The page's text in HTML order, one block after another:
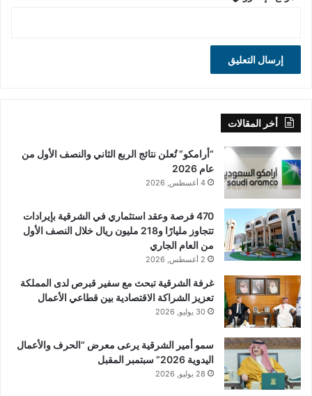
أخر المقالات
“أرامكو” تُعلن نتائج الربع الثاني والنصف الأول من
عام 2026
4 أغسطس, 2026
470 فرصة وعقد استثماري في الشرقية بإيرادات
تتجاوز مليارًا و218 مليون ريال خلال النصف الأول
من العام الجاري
2 أغسطس, 2026
غرفة الشرقية تبحث مع سفير قبرص لدى المملكة
تعزيز الشراكة الاقتصادية بين قطاعي الأعمال
30 يوليو, 2026
سمو أمير الشرقية يرعى معرض “الحرف والأعمال
اليدوية 2026” سبتمبر المقبل
28 يوليو, 2026